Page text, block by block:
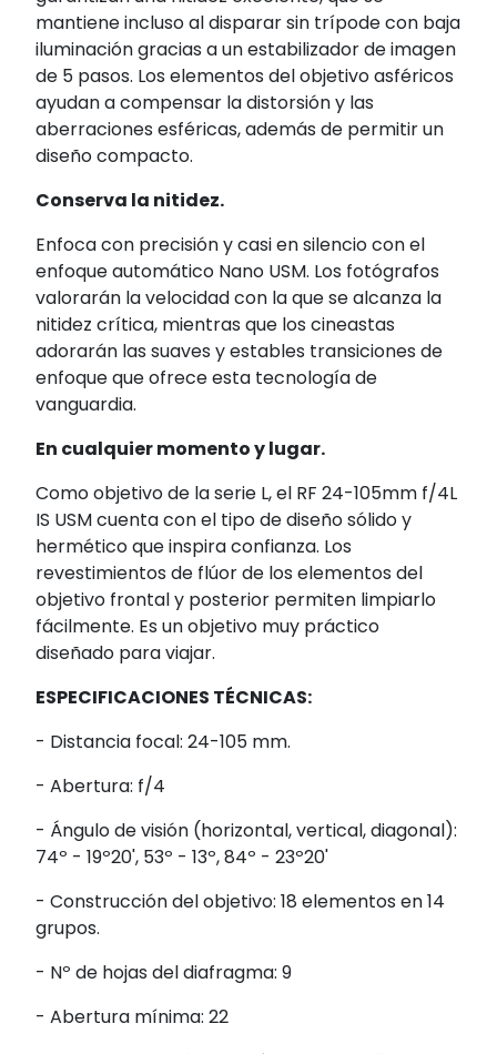
mantiene incluso al disparar sin trípode con baja
iluminación gracias a un estabilizador de imagen
de 5 pasos. Los elementos del objetivo asféricos
ayudan a compensar la distorsión y las
aberraciones esféricas, además de permitir un
diseño compacto.
Conserva la nitidez.
Enfoca con precisión y casi en silencio con el
enfoque automático Nano USM. Los fotógrafos
valorarán la velocidad con la que se alcanza la
nitidez crítica, mientras que los cineastas
adorarán las suaves y estables transiciones de
enfoque que ofrece esta tecnología de
vanguardia.
En cualquier momento y lugar.
Como objetivo de la serie L, el RF 24-105mm f/4L
IS USM cuenta con el tipo de diseño sólido y
hermético que inspira confianza. Los
revestimientos de flúor de los elementos del
objetivo frontal y posterior permiten limpiarlo
fácilmente. Es un objetivo muy práctico
diseñado para viajar.
ESPECIFICACIONES TÉCNICAS:
- Distancia focal: 24-105 mm.
- Abertura: f/4
- Ángulo de visión (horizontal, vertical, diagonal):
74º - 19º20', 53º - 13º, 84º - 23º20'
- Construcción del objetivo: 18 elementos en 14
grupos.
- Nº de hojas del diafragma: 9
- Abertura mínima: 22